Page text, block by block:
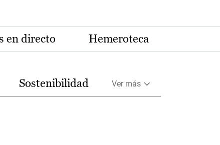
en directo Hemeroteca
Sostenibilidad Ver más